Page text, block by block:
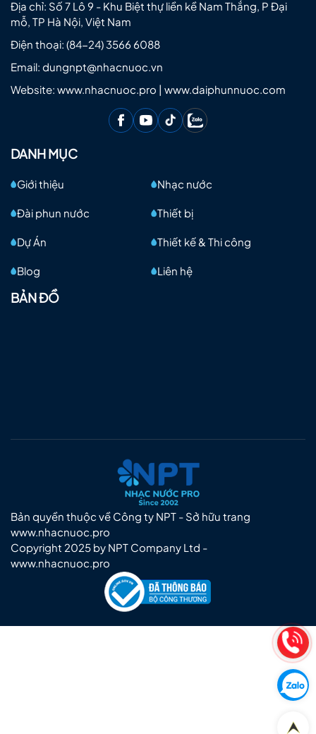
Địa chỉ: Số 7 Lô 9 - Khu Biệt thự liền kề Nam Thắng, P Đại
mỗ, TP Hà Nội, Việt Nam
Điện thoại: (84-24) 3566 6088
Email: dungnpt@nhacnuoc.vn
Website: www.nhacnuoc.pro | www.daiphunnuoc.com
DANH MỤC
Giới thiệu Nhạc nước
Đài phun nước Thiết bị
Dự Án Thiết kế & Thi công
Blog Liên hệ
BẢN ĐỒ
Bản quyền thuộc về Công ty NPT - Sở hữu trang
www.nhacnuoc.pro
Copyright 2025 by NPT Company Ltd -
www.nhacnuoc.pro